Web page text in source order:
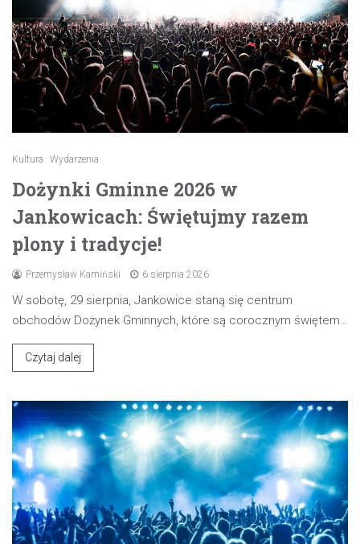
Kultura Wydarzenia
Dożynki Gminne 2026 w
Jankowicach: Świętujmy razem
plony i tradycje!
Przemysław Kamiński 6 sierpnia 2026
W sobotę, 29 sierpnia, Jankowice staną się centrum
obchodów Dożynek Gminnych, które są corocznym świętem…
Czytaj dalej